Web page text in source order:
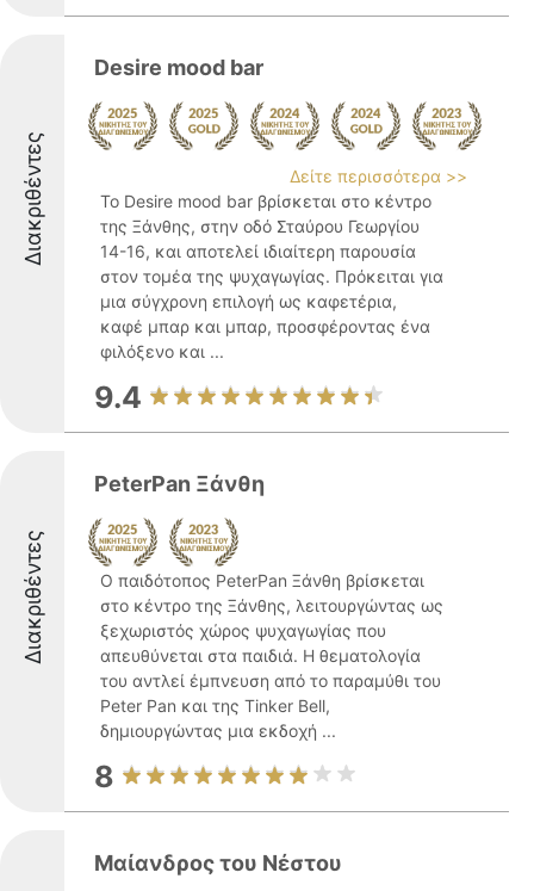
Διακριθέντες
Desire mood bar
Δείτε περισσότερα >>
Το Desire mood bar βρίσκεται στο κέντρο
της Ξάνθης, στην οδό Σταύρου Γεωργίου
14-16, και αποτελεί ιδιαίτερη παρουσία
στον τομέα της ψυχαγωγίας. Πρόκειται για
μια σύγχρονη επιλογή ως καφετέρια,
καφέ μπαρ και μπαρ, προσφέροντας ένα
φιλόξενο και ...
9.4
Διακριθέντες
PeterPan Ξάνθη
Ο παιδότοπος PeterPan Ξάνθη βρίσκεται
στο κέντρο της Ξάνθης, λειτουργώντας ως
ξεχωριστός χώρος ψυχαγωγίας που
απευθύνεται στα παιδιά. Η θεματολογία
του αντλεί έμπνευση από το παραμύθι του
Peter Pan και της Tinker Bell,
δημιουργώντας μια εκδοχή ...
8
Μαίανδρος του Νέστου